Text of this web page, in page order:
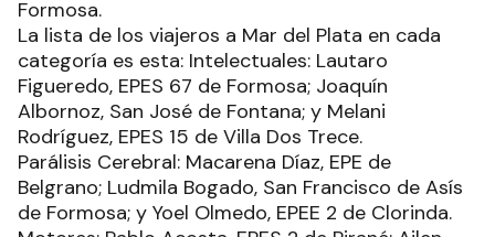
Formosa.
La lista de los viajeros a Mar del Plata en cada
categoría es esta: Intelectuales: Lautaro
Figueredo, EPES 67 de Formosa; Joaquín
Albornoz, San José de Fontana; y Melani
Rodríguez, EPES 15 de Villa Dos Trece.
Parálisis Cerebral: Macarena Díaz, EPE de
Belgrano; Ludmila Bogado, San Francisco de Asís
de Formosa; y Yoel Olmedo, EPEE 2 de Clorinda.